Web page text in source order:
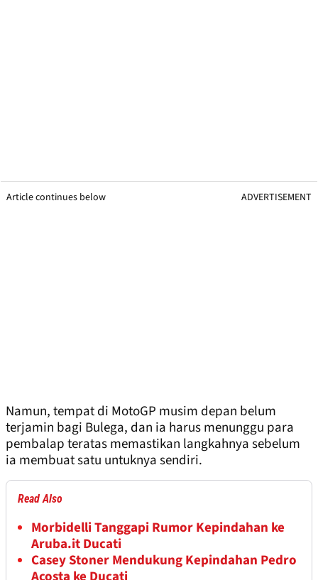
Article continues below ADVERTISEMENT
Namun, tempat di MotoGP musim depan belum
terjamin bagi Bulega, dan ia harus menunggu para
pembalap teratas memastikan langkahnya sebelum
ia membuat satu untuknya sendiri.
Read Also
Morbidelli Tanggapi Rumor Kepindahan ke
Aruba.it Ducati
Casey Stoner Mendukung Kepindahan Pedro